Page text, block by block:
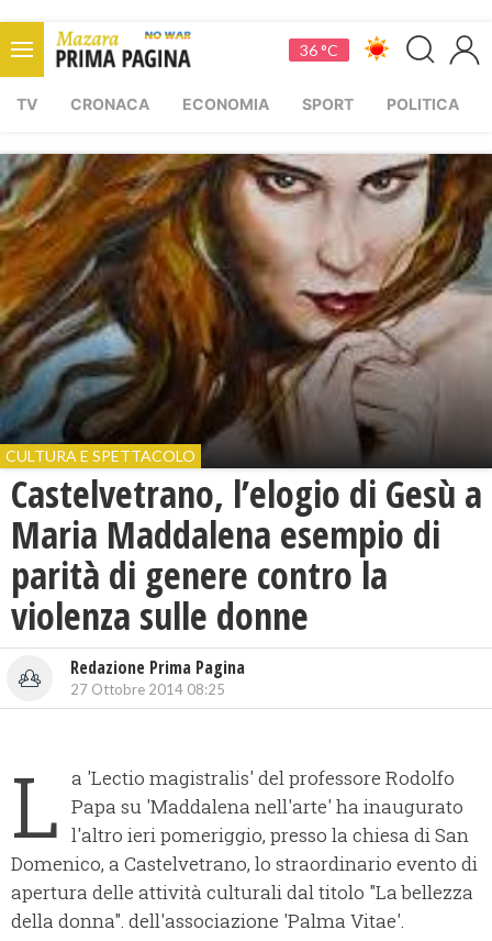
36 °C
TV CRONACA ECONOMIA SPORT POLITICA
CULTURA E SPETTACOLO
Castelvetrano, l’elogio di Gesù a
Maria Maddalena esempio di
parità di genere contro la
violenza sulle donne
Redazione Prima Pagina
27 Ottobre 2014 08:25
L a 'Lectio magistralis' del professore Rodolfo
Papa su 'Maddalena nell'arte' ha inaugurato
l'altro ieri pomeriggio, presso la chiesa di San
Domenico, a Castelvetrano, lo straordinario evento di
apertura delle attività culturali dal titolo "La bellezza
della donna". dell'associazione 'Palma Vitae'.